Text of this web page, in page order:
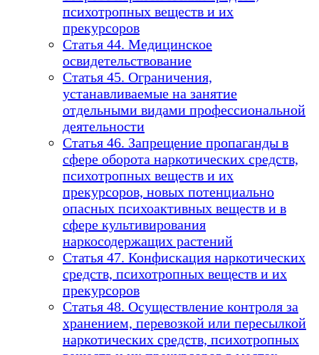
психотропных веществ и их
прекурсоров
Статья 44. Медицинское
освидетельствование
Статья 45. Ограничения,
устанавливаемые на занятие
отдельными видами профессиональной
деятельности
Статья 46. Запрещение пропаганды в
сфере оборота наркотических средств,
психотропных веществ и их
прекурсоров, новых потенциально
опасных психоактивных веществ и в
сфере культивирования
наркосодержащих растений
Статья 47. Конфискация наркотических
средств, психотропных веществ и их
прекурсоров
Статья 48. Осуществление контроля за
хранением, перевозкой или пересылкой
наркотических средств, психотропных